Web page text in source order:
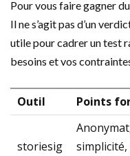
Pour vous faire gagner
Il ne s’agit pas d’un
utile pour cadrer un test
besoins et vos
Outil Points
storiesig
simplicité,